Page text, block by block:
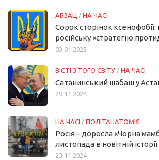
АБЗАЦ / НА ЧАСІ
Сорок сторінок ксенофобії:
російську «стратегію
03.01.2025
ВІСТІ З ТОГО СВІТУ / НА ЧАСІ
Сатанинський шабаш у
29.11.2024
НА ЧАСІ / ПОЛІТАНАТОМІЯ
Росія – доросла «Чорна
листопада в новітній
23.11.2024